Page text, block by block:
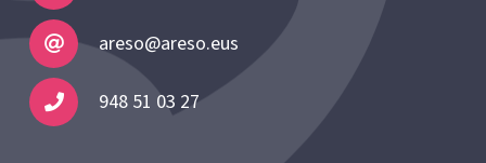
areso@areso.eus
948 51 03 27